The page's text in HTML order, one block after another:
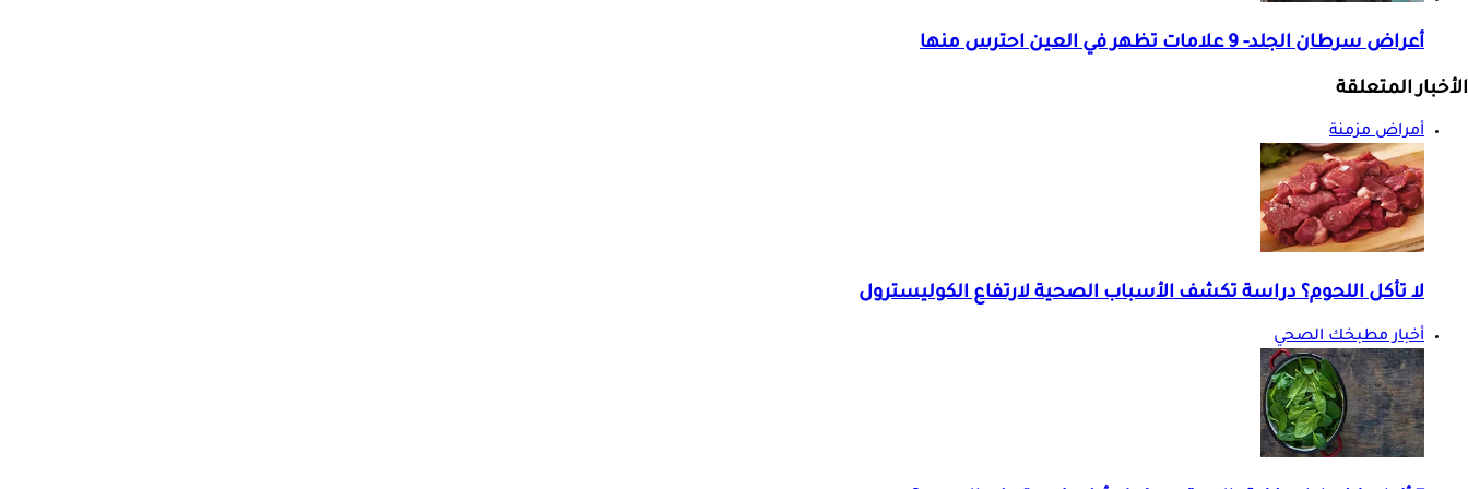
أعراض سرطان الجلد- 9 علامات تظهر في العين احترس منها
الأخبار المتعلقة
أمراض مزمنة
لا تأكل اللحوم؟ دراسة تكشف الأسباب الصحية لارتفاع الكوليسترول
أخبار مطبخك الصحي